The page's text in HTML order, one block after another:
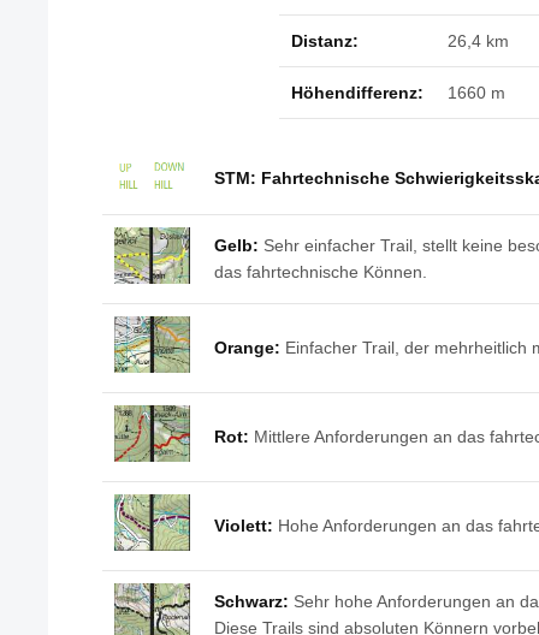
Distanz: 26,4 km
Höhendifferenz: 1660 m
STM: Fahrtechnische
Gelb: Sehr einfacher Trail, stellt keine
das fahrtechnische Können.
Orange: Einfacher Trail, der mehrheitlich
Rot: Mittlere Anforderungen an das
Violett: Hohe Anforderungen an das
Schwarz: Sehr hohe Anforderungen an
Diese Trails sind absoluten Könnern